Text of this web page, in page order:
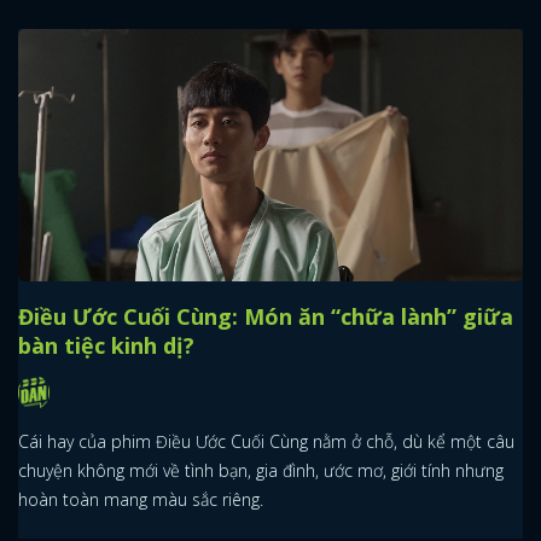
Điều Ước Cuối Cùng: Món ăn “chữa lành” giữa
bàn tiệc kinh dị?
Cái hay của phim Điều Ước Cuối Cùng nằm ở chỗ, dù kể một câu
chuyện không mới về tình bạn, gia đình, ước mơ, giới tính nhưng
hoàn toàn mang màu sắc riêng.